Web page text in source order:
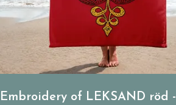
Embroidery of LEKSAND röd -